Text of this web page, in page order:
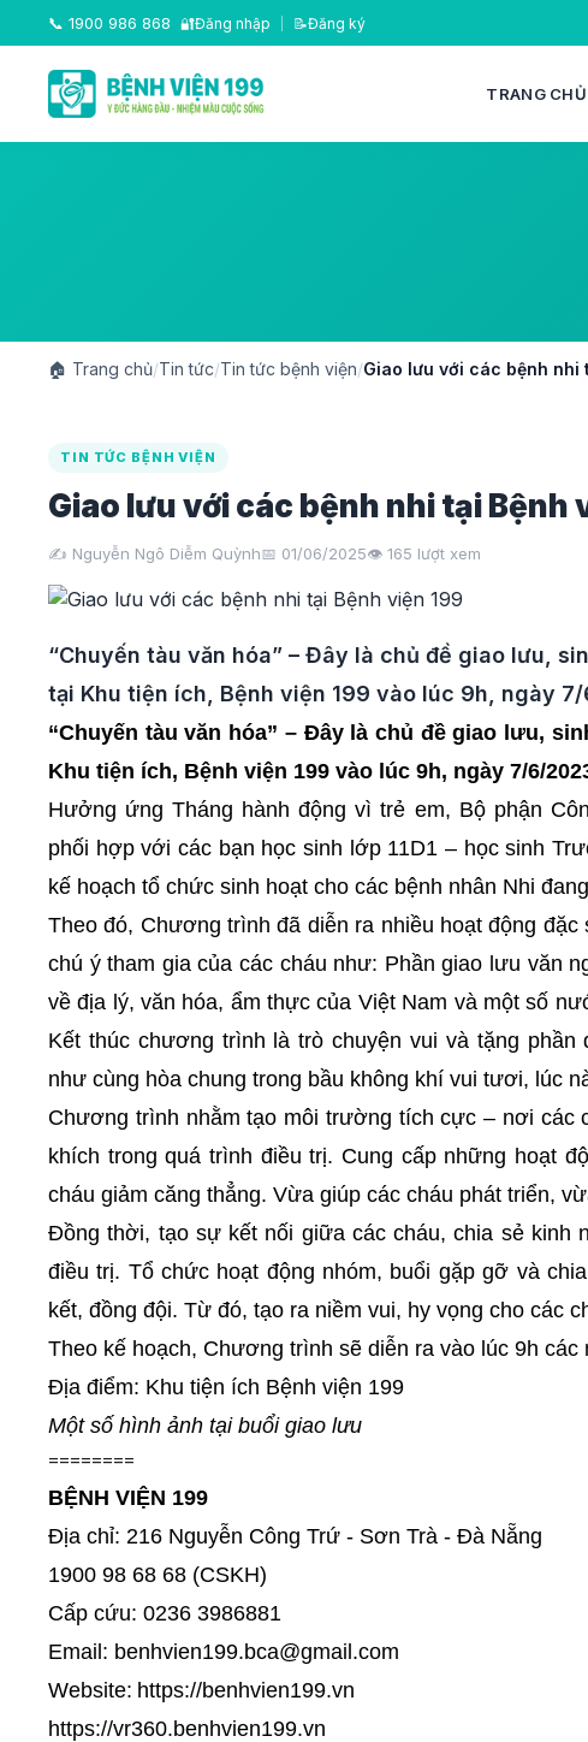
📞 1900 986 868 🔐Đăng nhập 📝Đăng ký
TRANG CHỦ
🏠 Trang chủ/Tin tức/Tin tức bệnh viện/Giao lưu với các bệnh nhi
TIN TỨC BỆNH VIỆN
Giao lưu với các bệnh nhi tại Bệnh
✍️ Nguyễn Ngô Diễm Quỳnh📅 01/06/2025👁️ 165 lượt xem
“Chuyến tàu văn hóa” – Đây là chủ đề giao lưu,
tại Khu tiện ích, Bệnh viện 199 vào lúc 9h, ngày
“Chuyến tàu văn hóa” – Đây là chủ đề giao lưu,
Khu tiện ích, Bệnh viện 199 vào lúc 9h, ngày 7/6/
Hưởng ứng Tháng hành động vì trẻ em, Bộ phận
phối hợp với các bạn học sinh lớp 11D1 – học sinh
kế hoạch tổ chức sinh hoạt cho các bệnh nhân Nhi
Theo đó, Chương trình đã diễn ra nhiều hoạt động
chú ý tham gia của các cháu như: Phần giao lưu văn
về địa lý, văn hóa, ẩm thực của Việt Nam và một số
Kết thúc chương trình là trò chuyện vui và tặng
như cùng hòa chung trong bầu không khí vui tươi, lúc
Chương trình nhằm tạo môi trường tích cực – nơi các
khích trong quá trình điều trị. Cung cấp những hoạt
cháu giảm căng thẳng. Vừa giúp các cháu phát triển,
Đồng thời, tạo sự kết nối giữa các cháu, chia sẻ kinh
điều trị. Tổ chức hoạt động nhóm, buổi gặp gỡ và
kết, đồng đội. Từ đó, tạo ra niềm vui, hy vọng cho các
Theo kế hoạch, Chương trình sẽ diễn ra vào lúc 9h các
Địa điểm: Khu tiện ích Bệnh viện 199
Một số hình ảnh tại buổi giao lưu
========
BỆNH VIỆN 199
Địa chỉ: 216 Nguyễn Công Trứ - Sơn Trà - Đà Nẵng
1900 98 68 68 (CSKH)
Cấp cứu: 0236 3986881
Email: benhvien199.bca@gmail.com
Website: https://benhvien199.vn
https://vr360.benhvien199.vn